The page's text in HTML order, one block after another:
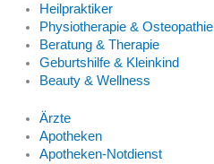
Heilpraktiker
Physiotherapie & Osteopathie
Beratung & Therapie
Geburtshilfe & Kleinkind
Beauty & Wellness
Ärzte
Apotheken
Apotheken-Notdienst